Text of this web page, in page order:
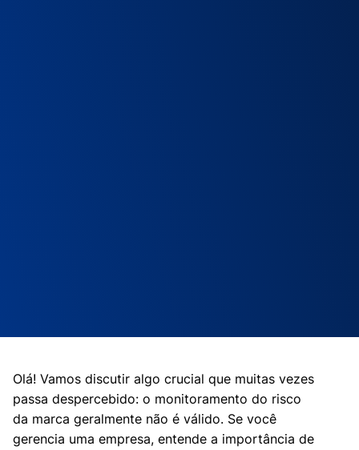
Olá! Vamos discutir algo crucial que muitas vezes
passa despercebido: o monitoramento do risco
da marca geralmente não é válido. Se você
gerencia uma empresa, entende a importância de